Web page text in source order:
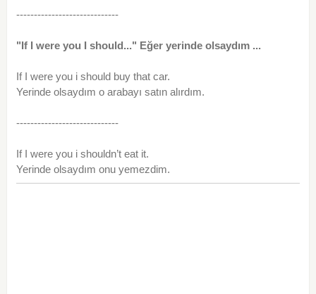
-----------------------------
"If I were you I should..." Eğer yerinde olsaydım ...
If I were you i should buy that car.
Yerinde olsaydım o arabayı satın alırdım.
-----------------------------
If I were you i shouldn’t eat it.
Yerinde olsaydım onu yemezdim.